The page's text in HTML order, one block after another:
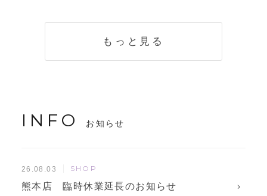
もっと見る
INFO お知らせ
26.08.03 SHOP
熊本店 臨時休業延長のお知らせ